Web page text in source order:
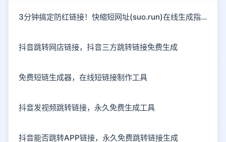
3分钟搞定防红链接！快缩短网址(suo.run)在线生成指南
抖音跳转网店链接，抖音三方跳转链接免费生成
免费短链生成器，在线短链接制作工具
抖音发视频跳转链接，永久免费生成工具
抖音能否跳转APP链接，永久免费跳转链接生成